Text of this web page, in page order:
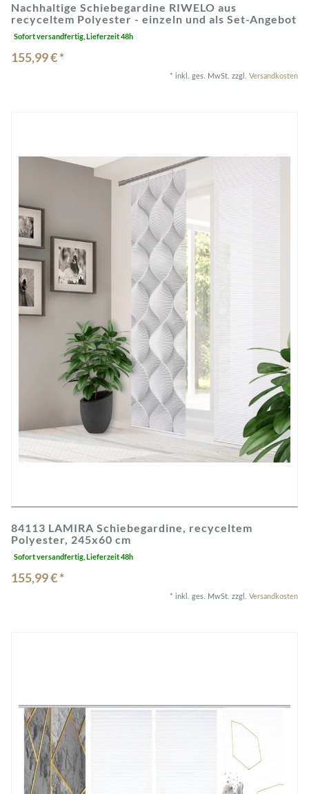
Nachhaltige Schiebegardine RIWELO aus
recyceltem Polyester - einzeln und als Set-Angebot
Sofort versandfertig, Lieferzeit 48h
155,99 € *
* inkl. ges. MwSt. zzgl. Versandkosten
84113 LAMIRA Schiebegardine, recyceltem
Polyester, 245x60 cm
Sofort versandfertig, Lieferzeit 48h
155,99 € *
* inkl. ges. MwSt. zzgl. Versandkosten